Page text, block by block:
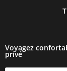
Voyagez
privé